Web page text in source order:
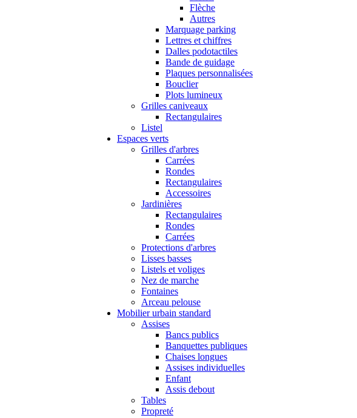
Flèche
Autres
Marquage parking
Lettres et chiffres
Dalles podotactiles
Bande de guidage
Plaques personnalisées
Bouclier
Plots lumineux
Grilles caniveaux
Rectangulaires
Listel
Espaces verts
Grilles d'arbres
Carrées
Rondes
Rectangulaires
Accessoires
Jardinières
Rectangulaires
Rondes
Carrées
Protections d'arbres
Lisses basses
Listels et voliges
Nez de marche
Fontaines
Arceau pelouse
Mobilier urbain standard
Assises
Bancs publics
Banquettes publiques
Chaises longues
Assises individuelles
Enfant
Assis debout
Tables
Propreté